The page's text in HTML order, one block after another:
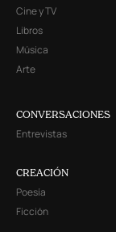
Cine y TV
Libros
Música
Arte
CONVERSACIONES
Entrevistas
CREACIÓN
Poesía
Ficción